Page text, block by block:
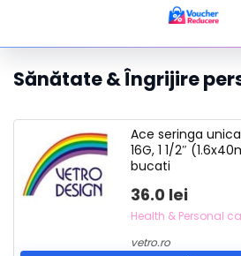
Sănătate & Îngrijire
Ace seringa
16G, 1 1/2″
bucati
36.0 lei
Health & Personal
vetro.ro